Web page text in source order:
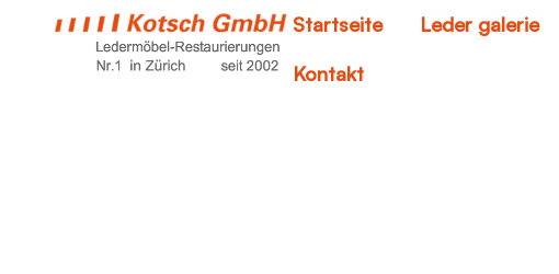
Startseite Leder galerie
Kontakt